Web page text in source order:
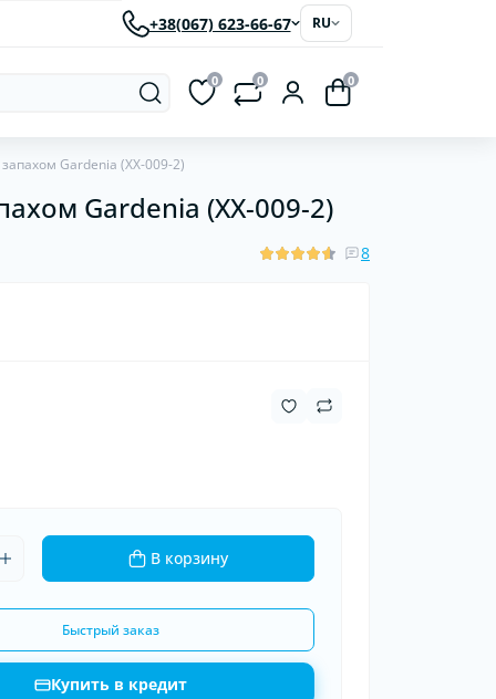
+38(067) 623-66-67 RU
Светодиодные автолампы
шин
устройства
0 0 0
Gardenia (XX-009-2)
Gardenia (XX-009-2)
8
В корзину
Быстрый заказ
Купить в кредит